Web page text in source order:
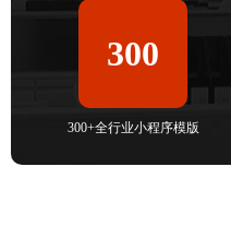
300
300+全行业小程序模版